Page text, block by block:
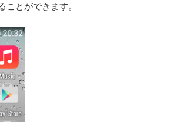
ことができます。